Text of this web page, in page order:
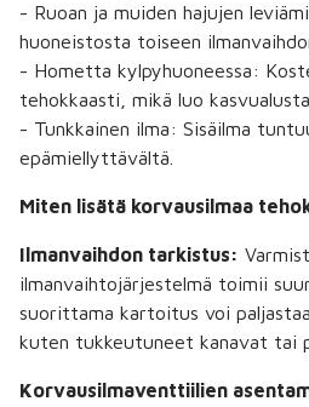
- Ruoan ja muiden hajujen
huoneistosta toiseen
- Hometta kylpyhuoneessa:
tehokkaasti, mikä luo
- Tunkkainen ilma: Sisäilma
epämiellyttävältä.
Miten lisätä korvausilmaa
Ilmanvaihdon tarkistus:
ilmanvaihtojärjestelmä toimii
suorittama kartoitus voi
kuten tukkeutuneet kanavat tai
Korvausilmaventtiilien